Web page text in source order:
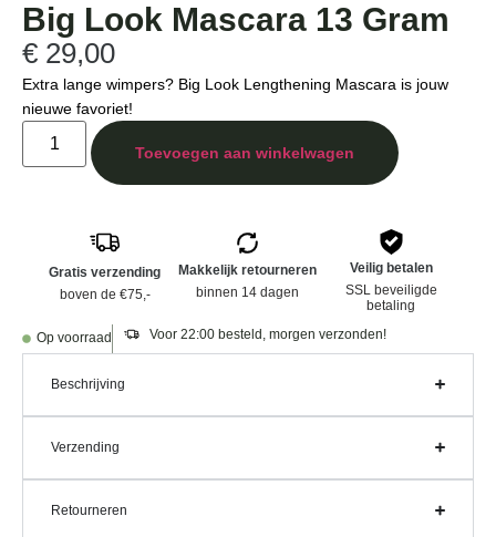
Big Look Mascara 13 Gram
€ 29,00
Extra lange wimpers? Big Look Lengthening Mascara is jouw
nieuwe favoriet!
Toevoegen aan winkelwagen
Gratis verzending
boven de €75,-
Makkelijk retourneren
binnen 14 dagen
Veilig betalen
SSL beveiligde
betaling
Op voorraad Voor 22:00 besteld, morgen verzonden!
Beschrijving
Verzending
Retourneren